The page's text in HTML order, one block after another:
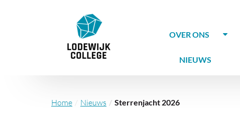
OVER ONS
NIEUWS
Home Nieuws Sterrenjacht 2026